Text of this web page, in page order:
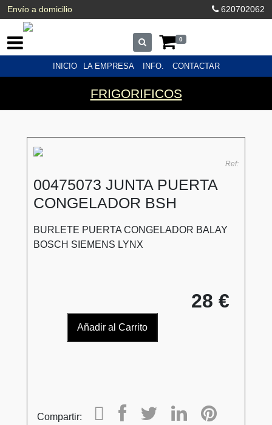
Envío a domicilio 620702062
0
INICIO LA EMPRESA INFO. CONTACTAR
FRIGORIFICOS
Ref:
00475073 JUNTA PUERTA
CONGELADOR BSH
BURLETE PUERTA CONGELADOR BALAY
BOSCH SIEMENS LYNX
28 €
Añadir al Carrito
Compartir: